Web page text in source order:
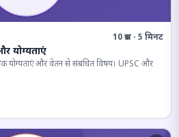
10 प्रश्न · 5 मिनट
योग्यताएं
योग्यताएं और वेतन से संबंधित विषय। UPSC और